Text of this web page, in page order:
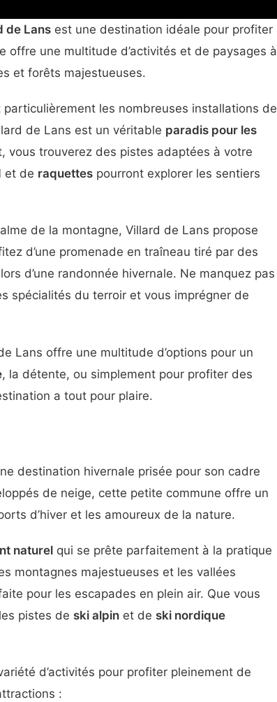
de Lans est une destination idéale pour profiter
offre une multitude d’activités et de paysages à
et forêts majestueuses.
les nombreuses installations de
de Lans est un véritable paradis pour les
vous trouverez des pistes adaptées à votre
et de raquettes pourront explorer les sentiers
de la montagne, Villard de Lans propose
d’une promenade en traîneau tiré par des
d’une randonnée hivernale. Ne manquez pas
spécialités du terroir et vous imprégner de
Lans offre une multitude d’options pour un
, la détente, ou simplement pour profiter des
a tout pour plaire.
destination hivernale prisée pour son cadre
de neige, cette petite commune offre un
d’hiver et les amoureux de la nature.
naturel qui se prête parfaitement à la pratique
montagnes majestueuses et les vallées
pour les escapades en plein air. Que vous
pistes de ski alpin et de ski nordique
d’activités pour profiter pleinement de
: